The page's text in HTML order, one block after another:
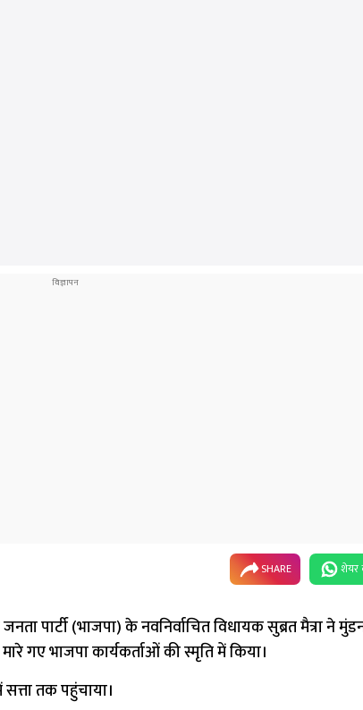
SHARE शेयर
पार्टी (भाजपा) के नवनिर्वाचित विधायक सुब्रत मैत्रा ने
गए भाजपा कार्यकर्ताओं की स्मृति में किया।
तक पहुंचाया।